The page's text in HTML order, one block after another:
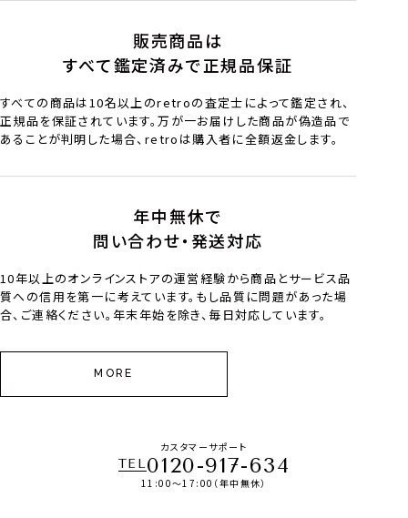
販売商品は
すべて鑑定済みで正規品保証
すべての商品は10名以上のretroの査定士によって鑑定され、
正規品を保証されています。万が一お届けした商品が偽造品で
あることが判明した場合、retroは購入者に全額返金します。
年中無休で
問い合わせ・発送対応
10年以上のオンラインストアの運営経験から商品とサービス品
質への信用を第一に考えています。もし品質に問題があった場
合、ご連絡ください。年末年始を除き、毎日対応しています。
MORE
カスタマーサポート
TEL0120-917-634
11:00～17:00（年中無休）